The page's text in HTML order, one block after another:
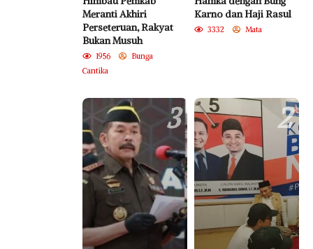
Meranti Akhiri
Perseteruan, Rakyat
Bukan Musuh
1956
Bunga
Cantika
Karno dan Haji Rasul
3332 Mata
3 2